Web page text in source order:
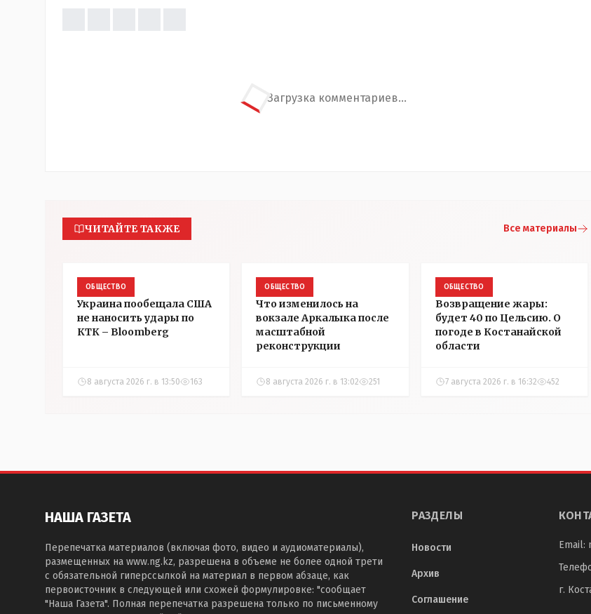
Загрузка комментариев...
ЧИТАЙТЕ ТАКЖЕ Все материалы
ОБЩЕСТВО
Украина пообещала США
не наносить удары по
КТК – Bloomberg
8 августа 2026 г. в 13:50 163
ОБЩЕСТВО
Что изменилось на
вокзале Аркалыка после
масштабной
реконструкции
8 августа 2026 г. в 13:02 251
ОБЩЕСТВО
Возвращение жары:
будет 40 по Цельсию. О
погоде в Костанайской
области
7 августа 2026 г. в 16:32 452
НАША ГАЗЕТА
Перепечатка материалов (включая фото, видео и аудиоматериалы),
размещенных на www.ng.kz, разрешена в объеме не более одной трети
с обязательной гиперссылкой на материал в первом абзаце, как
первоисточник в следующей или схожей формулировке: "сообщает
"Наша Газета". Полная перепечатка разрешена только по письменному
РАЗДЕЛЫ
Новости
Архив
Соглашение
Email:
г.